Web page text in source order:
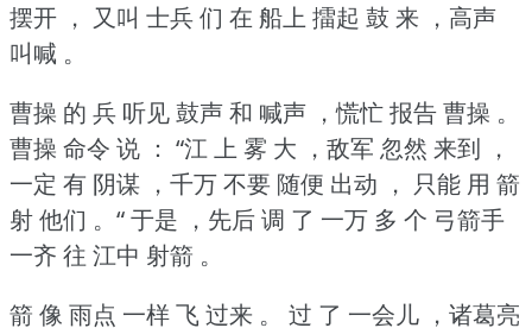
摆开 ， 又叫 士兵 们 在 船上 擂起 鼓 来 ，高声
叫喊 。
曹操 的 兵 听见 鼓声 和 喊声 ，慌忙 报告 曹操 。
曹操 命令 说 ： “江 上 雾 大 ，敌军 忽然 来到 ，
一定 有 阴谋 ，千万 不要 随便 出动 ， 只能 用 箭
射 他们 。“于是 ，先后 调 了 一万 多 个 弓箭手
一齐 往 江中 射箭 。
箭 像 雨点 一样 飞 过来 。
过 了 一会儿 ，诸葛亮